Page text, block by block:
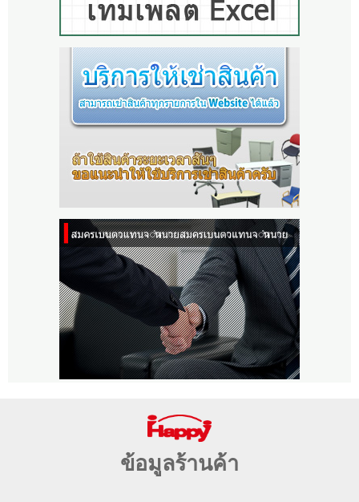
ข้อมูลร้านค้า